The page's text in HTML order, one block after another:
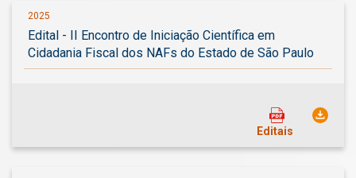
2025
Edital - II Encontro de Iniciação Científica em
Cidadania Fiscal dos NAFs do Estado de São Paulo
Editais